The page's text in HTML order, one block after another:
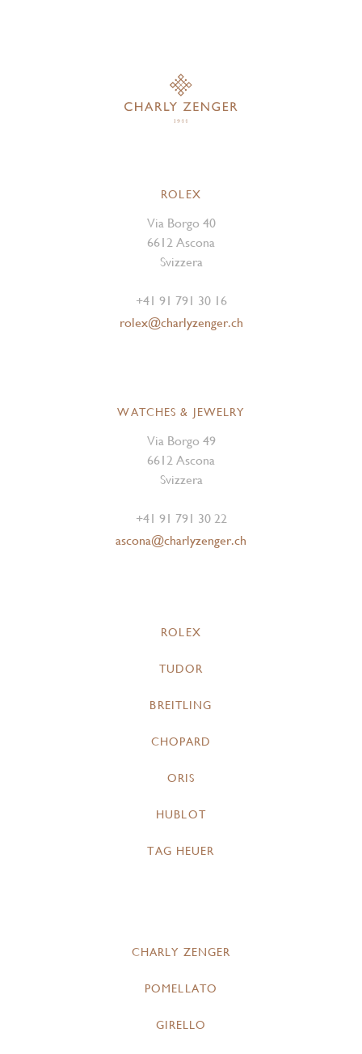
ROLEX
Via Borgo 40
6612 Ascona
Svizzera
+41 91 791 30 16
rolex@charlyzenger.ch
WATCHES & JEWELRY
Via Borgo 49
6612 Ascona
Svizzera
+41 91 791 30 22
ascona@charlyzenger.ch
ROLEX
TUDOR
BREITLING
CHOPARD
ORIS
HUBLOT
TAG HEUER
CHARLY ZENGER
POMELLATO
GIRELLO